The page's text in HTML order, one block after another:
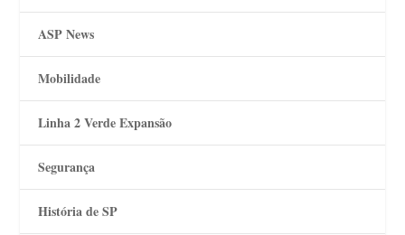
ASP News
Mobilidade
Linha 2 Verde Expansão
Segurança
História de SP